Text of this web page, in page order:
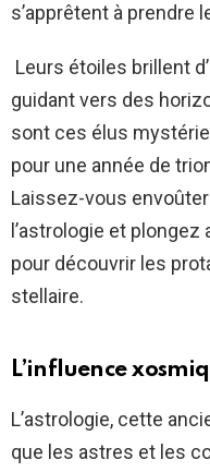
s’apprêtent à prendre
Leurs étoiles brillent
guidant vers des
sont ces élus
pour une année de
Laissez-vous
l’astrologie et
pour découvrir les
stellaire.
L’influence
L’astrologie, cette
que les astres et les